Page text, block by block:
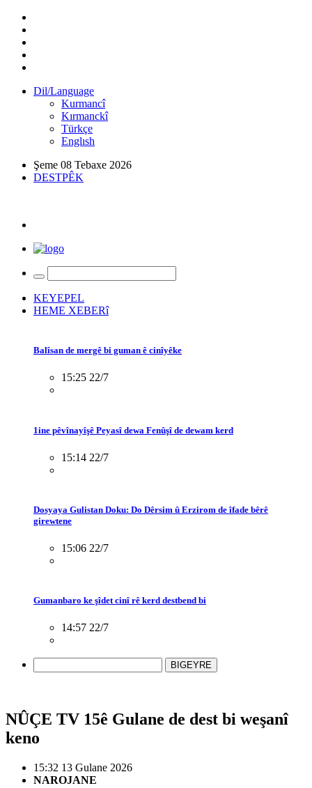
Dil/Language
Kurmancî
Kırmanckî
Türkçe
Englısh
Şeme 08 Tebaxe 2026
DESTPÊK
KEYEPEL
HEME XEBERî
Balîsan de mergê bi guman ê cinîyêke
15:25 22/7
1ine pêvînayîşê Peyasî dewa Fenûşî de dewam kerd
15:14 22/7
Dosyaya Gulistan Doku: Do Dêrsim û Erzirom de îfade bêrê
girewtene
15:06 22/7
Gumanbaro ke şîdet cinî rê kerd destbend bi
14:57 22/7
BIGEYRE
NÛÇE TV 15ê Gulane de dest bi weşanî
keno
15:32 13 Gulane 2026
NAROJANE